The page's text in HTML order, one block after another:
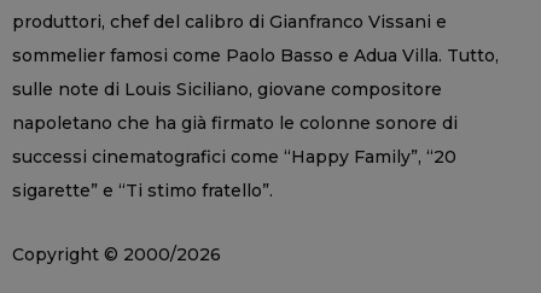
produttori, chef del calibro di Gianfranco Vissani e
sommelier famosi come Paolo Basso e Adua Villa. Tutto,
sulle note di Louis Siciliano, giovane compositore
napoletano che ha già firmato le colonne sonore di
successi cinematografici come “Happy Family”, “20
sigarette” e “Ti stimo fratello”.
Copyright © 2000/2026